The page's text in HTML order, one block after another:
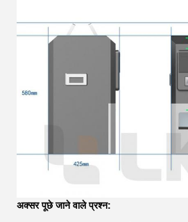
अक्सर पूछे जाने वाले प्रश्न: